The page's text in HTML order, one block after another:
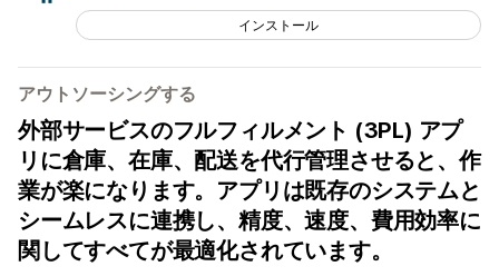
インストール
アウトソーシングする
外部サービスのフルフィルメント (3PL) アプ
リに倉庫、在庫、配送を代行管理させると、作
業が楽になります。アプリは既存のシステムと
シームレスに連携し、精度、速度、費用効率に
関してすべてが最適化されています。